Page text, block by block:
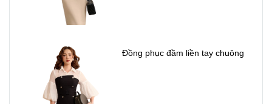
Đồng phục đầm liền tay chuông